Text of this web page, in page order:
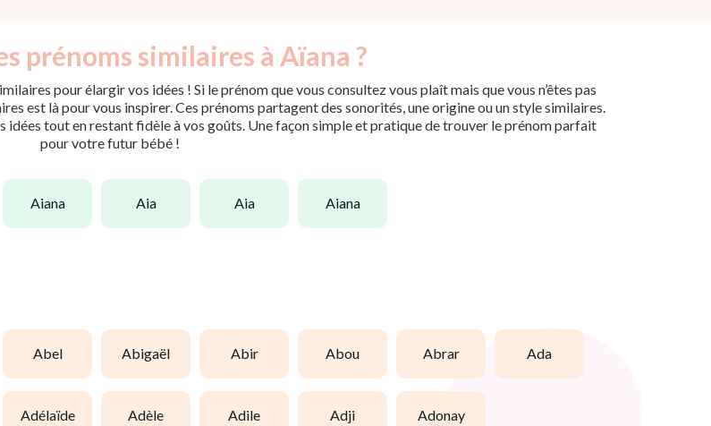
prénoms similaires à Aïana ?
pour élargir vos idées ! Si le prénom que vous consultez vous plaît mais que vous n’êtes pas
est là pour vous inspirer. Ces prénoms partagent des sonorités, une origine ou un style similaires.
idées tout en restant fidèle à vos goûts. Une façon simple et pratique de trouver le prénom parfait
pour votre futur bébé !
aiana aia aia aiana
abel abigaël abir abou abrar ada
adélaïde adèle adile adji adonay